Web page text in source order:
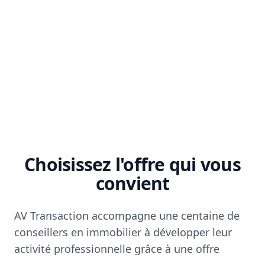
Choisissez l'offre qui vous
convient
AV Transaction accompagne une centaine de
conseillers en immobilier à développer leur
activité professionnelle grâce à une offre